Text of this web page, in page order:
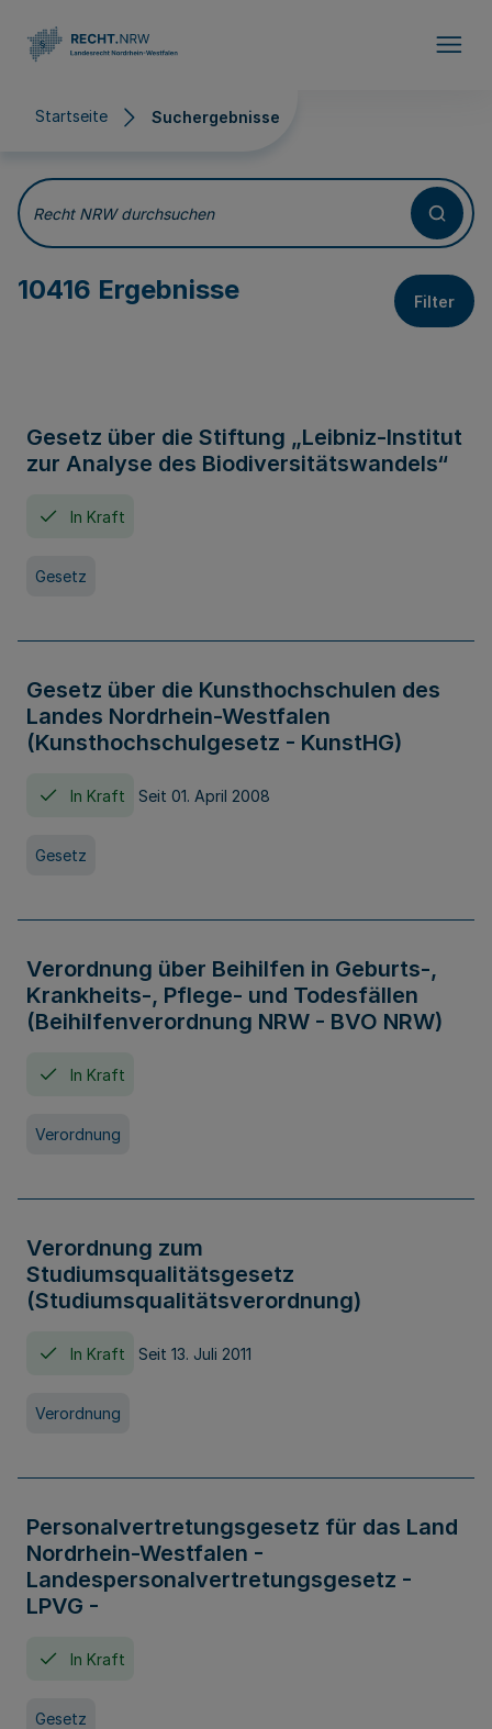
Startseite Suchergebnisse
Suchergebnisse
Recht NRW durchsuchen
10416 Ergebnisse Filter
Gesetz über die Stiftung „Leibniz-Institut
zur Analyse des Biodiversitätswandels“
In Kraft
Gesetz
Gesetz über die Kunsthochschulen des
Landes Nordrhein-Westfalen
(Kunsthochschulgesetz - KunstHG)
In Kraft Seit 01. April 2008
Gesetz
Verordnung über Beihilfen in Geburts-,
Krankheits-, Pflege- und Todesfällen
(Beihilfenverordnung NRW - BVO NRW)
In Kraft
Verordnung
Verordnung zum
Studiumsqualitätsgesetz
(Studiumsqualitätsverordnung)
In Kraft Seit 13. Juli 2011
Verordnung
Personalvertretungsgesetz für das Land
Nordrhein-Westfalen -
Landespersonalvertretungsgesetz -
LPVG -
In Kraft
Gesetz